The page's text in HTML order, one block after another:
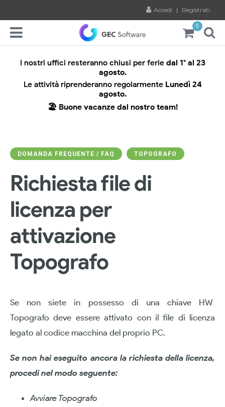
Accedi | Registrati
0
I nostri uffici resteranno chiusi per ferie dal 1° al 23
agosto.
Le attività riprenderanno regolarmente Lunedì 24
agosto.
🏖️ Buone vacanze dal nostro team!
DOMANDA FREQUENTE / FAQ TOPOGRAFO
Richiesta file di
licenza per
attivazione
Topografo
Se non siete in possesso di una chiave HW
Topografo deve essere attivato con il file di licenza
legato al codice macchina del proprio PC.
Se non hai eseguito ancora la richiesta della licenza,
procedi nel modo seguente:
Avviare Topografo